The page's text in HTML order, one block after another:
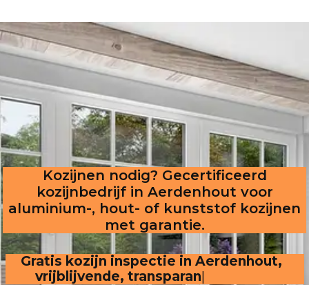
Kozijnen nodig? Gecertificeerd
kozijnbedrijf in Aerdenhout voor
aluminium-, hout- of kunststof kozijnen
met garantie.
Gratis kozijn inspectie in Aerdenhout,
vrijblijvende, transparante offerte